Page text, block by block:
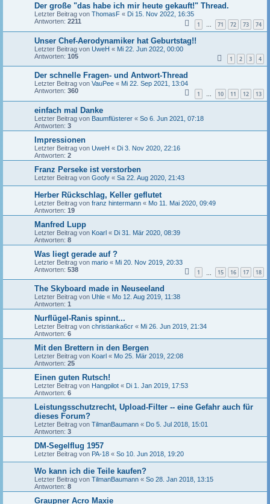
Der große "das habe ich mir heute gekauft!" Thread.
Letzter Beitrag von ThomasF « Di 15. Nov 2022, 16:35
Antworten: 2211 1 … 71 72 73 74
Unser Chef-Aerodynamiker hat Geburtstag!!
Letzter Beitrag von UweH « Mi 22. Jun 2022, 00:00
Antworten: 105 1 2 3 4
Der schnelle Fragen- und Antwort-Thread
Letzter Beitrag von VauPee « Mi 22. Sep 2021, 13:04
Antworten: 360 1 … 10 11 12 13
einfach mal Danke
Letzter Beitrag von Baumflüsterer « So 6. Jun 2021, 07:18
Antworten: 3
Impressionen
Letzter Beitrag von UweH « Di 3. Nov 2020, 22:16
Antworten: 2
Franz Perseke ist verstorben
Letzter Beitrag von Goofy « Sa 22. Aug 2020, 21:43
Herber Rückschlag, Keller geflutet
Letzter Beitrag von franz hintermann « Mo 11. Mai 2020, 09:49
Antworten: 19
Manfred Lupp
Letzter Beitrag von Koarl « Di 31. Mär 2020, 08:39
Antworten: 8
Was liegt gerade auf ?
Letzter Beitrag von mario « Mi 20. Nov 2019, 20:33
Antworten: 538 1 15 16 17 18
The Skyboard made in Neuseeland
Letzter Beitrag von Uhle « Mo 12. Aug 2019, 11:38
Antworten: 1
Nurflügel-Ranis spinnt...
Letzter Beitrag von christianka6cr « Mi 26. Jun 2019, 21:34
Antworten: 6
Mit den Brettern in den Bergen
Letzter Beitrag von Koarl « Mo 25. Mär 2019, 22:08
Antworten: 25
Einen guten Rutsch!
Letzter Beitrag von Hangpilot « Di 1. Jan 2019, 17:53
Antworten: 6
Leistungsschutzrecht, Upload-Filter -- eine Gefahr auch für
dieses Forum?
Letzter Beitrag von TilmanBaumann « Do 5. Jul 2018, 15:01
Antworten: 3
DM-Segelflug 1957
Letzter Beitrag von PA-18 « So 10. Jun 2018, 19:20
Wo kann ich die Teile kaufen?
Letzter Beitrag von TilmanBaumann « So 28. Jan 2018, 13:15
Antworten: 8
Graupner Acro Maxie